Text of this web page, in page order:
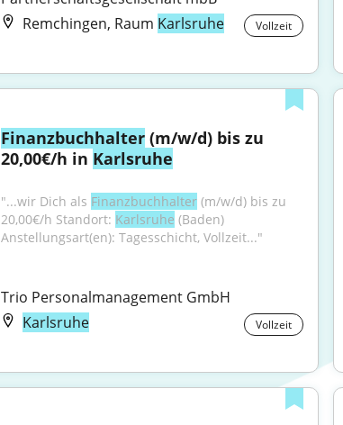
Remchingen, Raum Karlsruhe Vollzeit
Finanzbuchhalter (m/w/d) bis zu
20,00€/h in Karlsruhe
"...wir Dich als Finanzbuchhalter (m/w/d) bis zu
20,00€/h Standort: Karlsruhe (Baden)
Anstellungsart(en): Tagesschicht, Vollzeit..."
Trio Personalmanagement GmbH
Karlsruhe
Vollzeit